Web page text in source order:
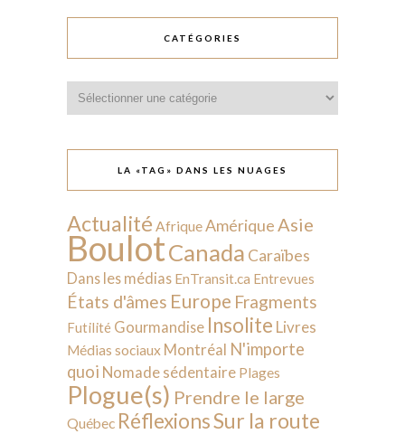
CATÉGORIES
LA «TAG» DANS LES NUAGES
Actualité AfriqueAmérique Asie
BoulotCanada Caraïbes
Dans les médias EnTransit.ca Entrevues
États d'âmes Europe Fragments
Futilité Gourmandise Insolite Livres
Médias sociaux Montréal N'importe
quoi Nomade sédentaire Plages
Plogue(s) Prendre le large
Québec RéflexionsSur la route